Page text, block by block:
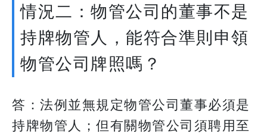
情況二：物管公司的董事不是
持牌物管人，能符合準則申領
物管公司牌照嗎？​​​​​​​
答：法例並無規定物管公司董事必須是
持牌物管人；但有關物管公司須聘用至